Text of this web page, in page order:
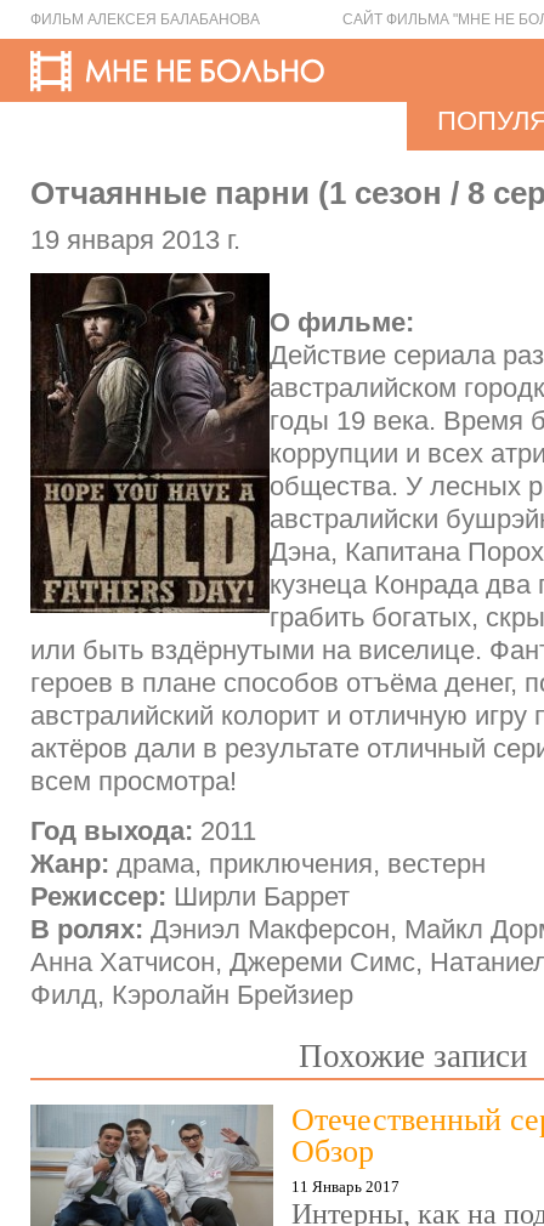
ФИЛЬМ АЛЕКСЕЯ БАЛАБАНОВА САЙТ ФИЛЬМА "МНЕ НЕ
Отчаянные парни (1 сезон / 8
19 января 2013 г.
О фильме:
Действие сериала
австралийском
годы 19 века. Время
коррупции и всех
общества. У лесных
австралийски
Дэна, Капитана
кузнеца Конрада
грабить богатых,
или быть вздёрнутыми на виселице.
героев в плане способов отъёма денег,
австралийский колорит и отличную игру
актёров дали в результате отличный
всем просмотра!
Год выхода: 2011
Жанр: драма, приключения, вестерн
Режиссер: Ширли Баррет
В ролях: Дэниэл Макферсон, Майкл
Анна Хатчисон, Джереми Симс,
Филд, Кэролайн Брейзиер
Похожие записи
Отечественный
Обзор
11 Январь 2017
Интерны, как на